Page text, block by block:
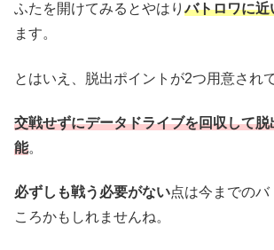
ふたを開けてみるとやはりバトロワに近
ます。
とはいえ、脱出ポイントが2つ用意され
交戦せずにデータドライブを回収して
能。
必ずしも戦う必要がない点は今までのバ
ころかもしれませんね。